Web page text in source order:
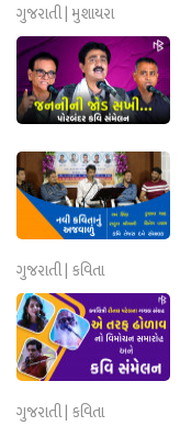
ગુજરાતી | મુશાયરા
ગુજરાતી | કવિતા
ગુજરાતી | કવિતા